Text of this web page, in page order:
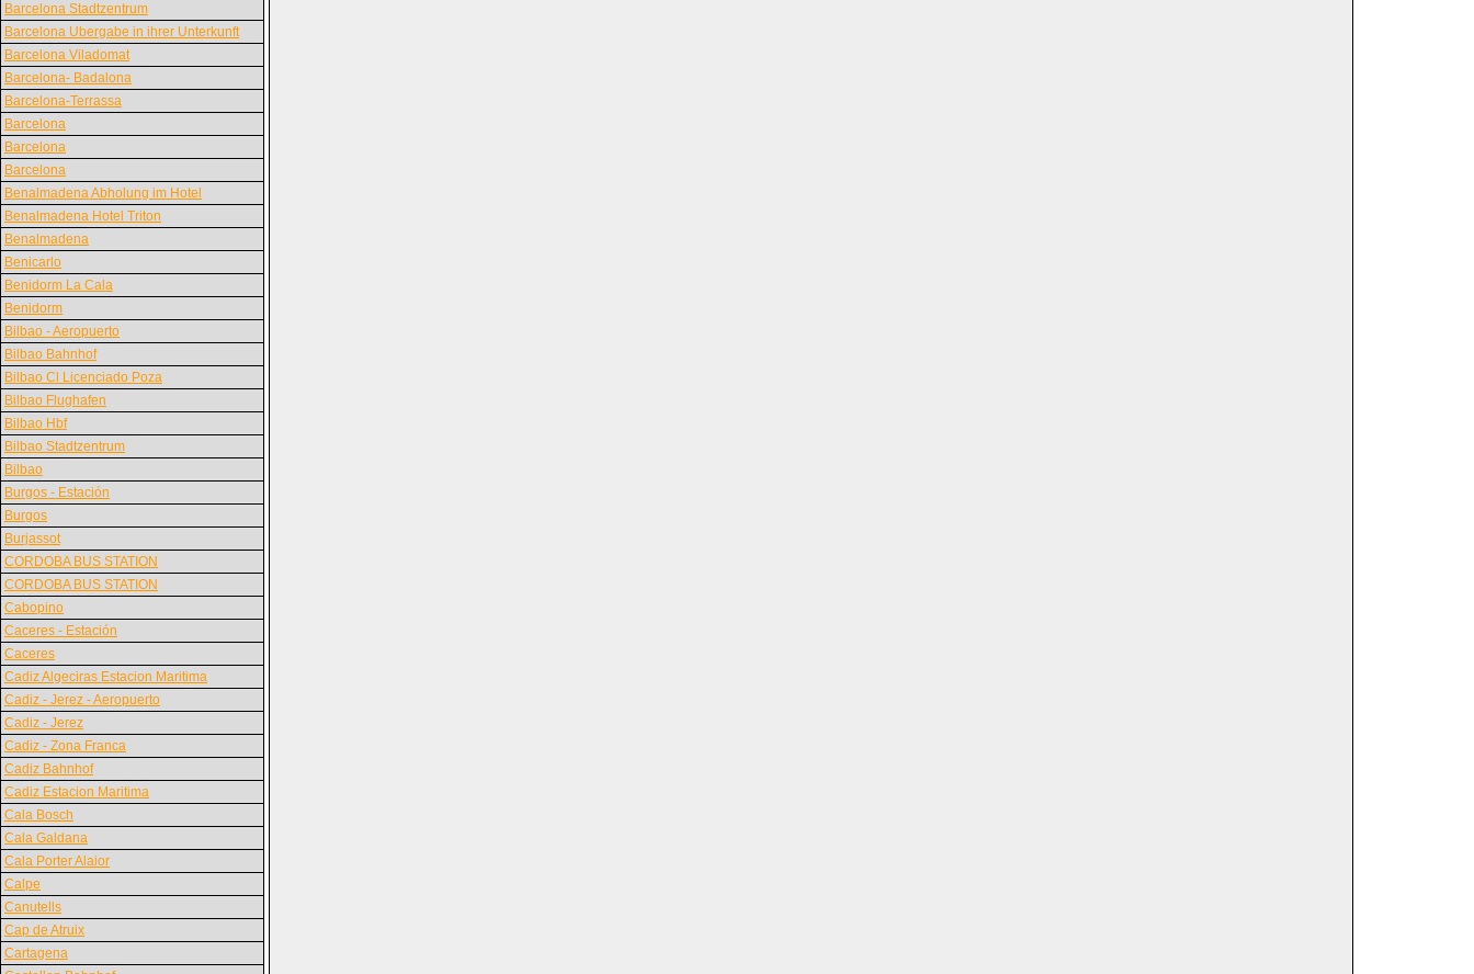
Barcelona Stadtzentrum
Barcelona Ubergabe in ihrer Unterkunft
Barcelona Viladomat
Barcelona- Badalona
Barcelona-Terrassa
Barcelona
Barcelona
Barcelona
Benalmadena Abholung im Hotel
Benalmadena Hotel Triton
Benalmadena
Benicarlo
Benidorm La Cala
Benidorm
Bilbao - Aeropuerto
Bilbao Bahnhof
Bilbao Cl Licenciado Poza
Bilbao Flughafen
Bilbao Hbf
Bilbao Stadtzentrum
Bilbao
Burgos - Estación
Burgos
Burjassot
CORDOBA BUS STATION
CORDOBA BUS STATION
Cabopino
Caceres - Estación
Caceres
Cadiz Algeciras Estacion Maritima
Cadiz - Jerez - Aeropuerto
Cadiz - Jerez
Cadiz - Zona Franca
Cadiz Bahnhof
Cadiz Estacion Maritima
Cala Bosch
Cala Galdana
Cala Porter Alaior
Calpe
Canutells
Cap de Atruix
Cartagena